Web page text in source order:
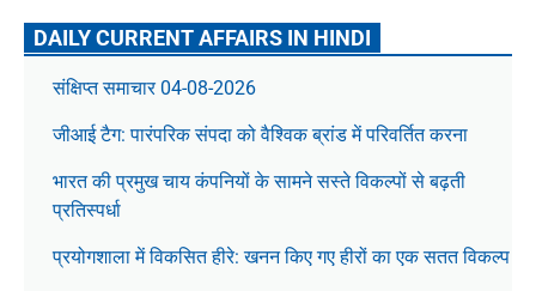
DAILY CURRENT AFFAIRS IN HINDI
संक्षिप्त समाचार 04-08-2026
जीआई टैग: पारंपरिक संपदा को वैश्विक ब्रांड में परिवर्तित करना
भारत की प्रमुख चाय कंपनियों के सामने सस्ते विकल्पों से बढ़ती
प्रतिस्पर्धा
प्रयोगशाला में विकसित हीरे: खनन किए गए हीरों का एक सतत विकल्प